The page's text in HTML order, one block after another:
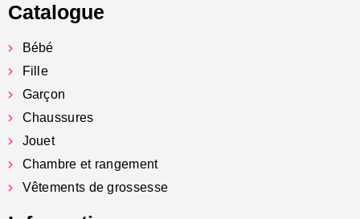
Catalogue
Bébé
Fille
Garçon
Chaussures
Jouet
Chambre et rangement
Vêtements de grossesse